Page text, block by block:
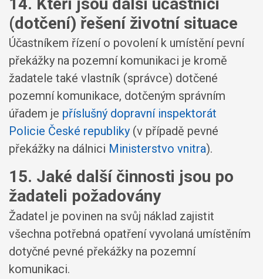
(dotčení) řešení životní situace
Účastníkem řízení o povolení k umístění pevní
překážky na pozemní komunikaci je kromě
žadatele také vlastník (správce) dotčené
pozemní komunikace, dotčeným správním
úřadem je příslušný dopravní inspektorát
Policie České republiky (v případě pevné
překážky na dálnici Ministerstvo vnitra).
15. Jaké další činnosti jsou po
žadateli požadovány
Žadatel je povinen na svůj náklad zajistit
všechna potřebná opatření vyvolaná umístěním
dotyčné pevné překážky na pozemní
komunikaci.